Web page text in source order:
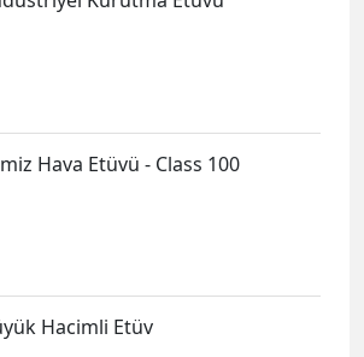
Hava Etüvü - Class 100
Hacimli Etüv